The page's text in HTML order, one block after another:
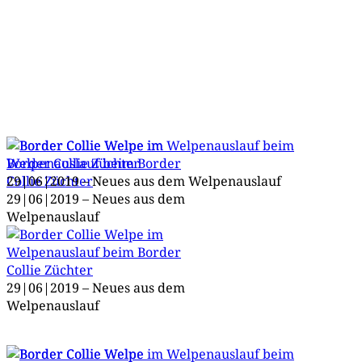
29|06|2019 – Neu­es aus dem
Welpenauslauf
29|06|2019 – Neu­es aus dem
Welpenauslauf
29|06|2019 – Neu­es aus dem Welpenauslauf